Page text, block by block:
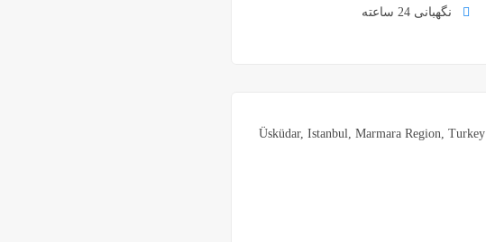
نگهبانی 24 ساعته
Üsküdar, Istanbul, Marmara Region, Turkey